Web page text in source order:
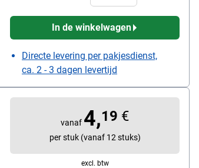
In de winkelwagen
Directe levering per pakjesdienst,
ca. 2 - 3 dagen levertijd
vanaf 4,19 €
per stuk (vanaf 12 stuks)
excl. btw